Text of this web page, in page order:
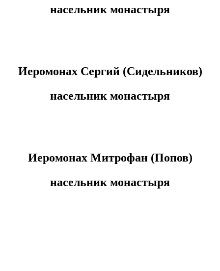
насельник монастыря
Иеромонах Сергий (Сидельников)
насельник монастыря
Иеромонах Митрофан (Попов)
насельник монастыря